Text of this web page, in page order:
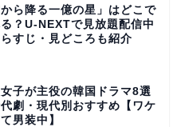
から降る一億の星」はどこで
る？U-NEXTで見放題配信中
らすじ・見どころも紹介
子が主役の韓国ドラマ8選
代劇・現代別おすすめ【ワケ
男装中】